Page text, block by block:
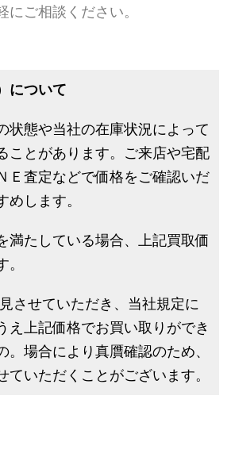
にご相談ください。
について
状態や当社の在庫状況によって
ことがあります。ご来店や宅配
Ｅ査定などで価格をご確認いだ
めします。
満たしている場合、上記買取価
させていただき、当社規定に
え上記価格でお買い取りができ
。場合により真贋確認のため、
ていただくことがございます。